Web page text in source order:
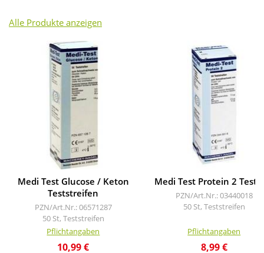
Alle Produkte anzeigen
Medi Test Glucose / Keton
Teststreifen
PZN/Art.Nr.: 06571287
50 St, Teststreifen
Pflichtangaben
10,99 €
Medi Test Protein 2
PZN/Art.Nr.: 03440018
50 St, Teststreifen
Pflichtangaben
8,99 €